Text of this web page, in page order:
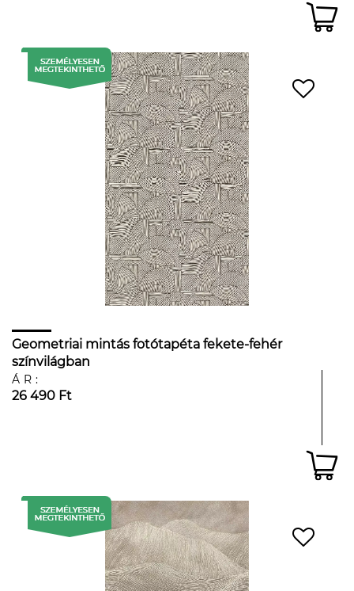
Geometriai mintás fotótapéta fekete-fehér
színvilágban
ÁR:
26 490 Ft